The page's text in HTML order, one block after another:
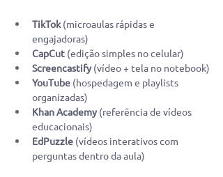
TikTok (microaulas rápidas e
engajadoras)
CapCut (edição simples no celular)
Screencastify (vídeo + tela no notebook)
YouTube (hospedagem e playlists
organizadas)
Khan Academy (referência de vídeos
educacionais)
EdPuzzle (vídeos interativos com
perguntas dentro da aula)